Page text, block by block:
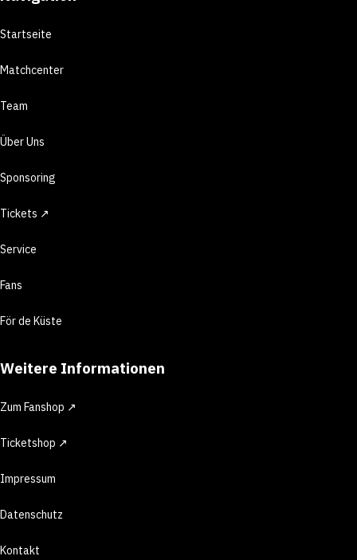
Startseite
Matchcenter
Team
Über Uns
Sponsoring
Tickets ↗
Service
Fans
För de Küste
Weitere Informationen
Zum Fanshop ↗
Ticketshop ↗
Impressum
Datenschutz
Kontakt